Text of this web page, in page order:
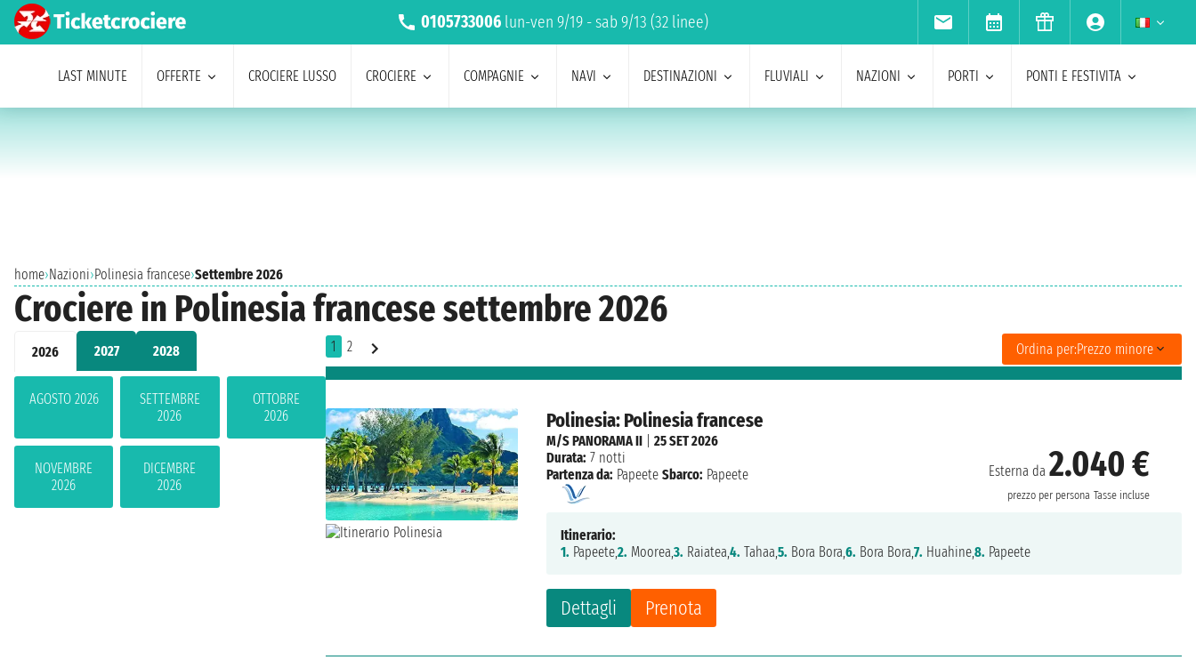
0105733006 lun-ven 9/19 - sab 9/13 (32 linee)
LAST MINUTE OFFERTE CROCIERE LUSSO CROCIERE COMPAGNIE NAVI DESTINAZIONI FLUVIALI NAZIONI PORTI PONTI E FESTIVITA
home›Nazioni›Polinesia francese›Settembre 2026
Crociere in Polinesia francese settembre 2026
2026 2027 2028
AGOSTO 2026
SETTEMBRE
2026
OTTOBRE
2026
NOVEMBRE
2026
DICEMBRE
2026
1 2 Ordina per:Prezzo minore
Polinesia: Polinesia francese
Esterna da2.040 €
prezzo per persona Tasse incluse
Dettagli Prenota
M/S PANORAMA II |25 SET 2026
Durata: 7 notti
Partenza da: Papeete Sbarco: Papeete
Itinerario:
1. Papeete,2. Moorea,3. Raiatea,4. Tahaa,5. Bora Bora,6. Bora Bora,7. Huahine,8. Papeete